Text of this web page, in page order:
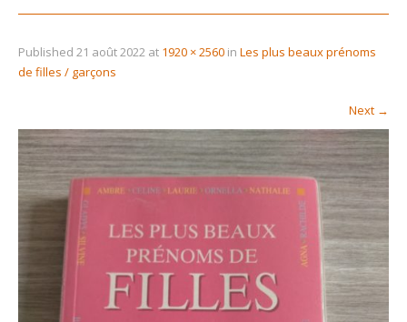
Published 21 août 2022 at 1920 × 2560 in Les plus beaux prénoms
de filles / garçons
Next →